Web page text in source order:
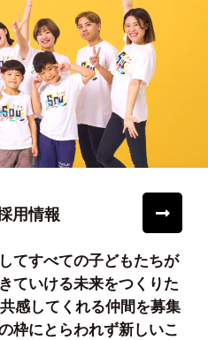
用情報
てすべての子どもたちが
ていける未来をつくりた
感してくれる仲間を募集
枠にとらわれず新しいこ